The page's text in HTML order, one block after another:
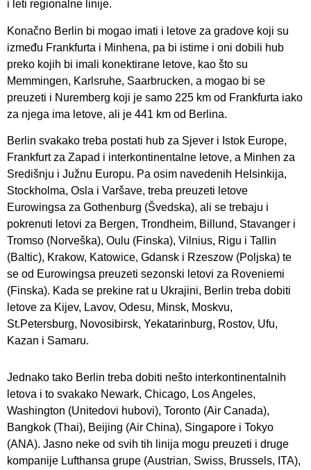
i leti regionalne linije.
Konačno Berlin bi mogao imati i letove za gradove koji su
između Frankfurta i Minhena, pa bi istime i oni dobili hub
preko kojih bi imali konektirane letove, kao što su
Memmingen, Karlsruhe, Saarbrucken, a mogao bi se
preuzeti i Nuremberg koji je samo 225 km od Frankfurta iako
za njega ima letove, ali je 441 km od Berlina.
Berlin svakako treba postati hub za Sjever i Istok Europe,
Frankfurt za Zapad i interkontinentalne letove, a Minhen za
Središnju i Južnu Europu. Pa osim navedenih Helsinkija,
Stockholma, Osla i Varšave, treba preuzeti letove
Eurowingsa za Gothenburg (Švedska), ali se trebaju i
pokrenuti letovi za Bergen, Trondheim, Billund, Stavanger i
Tromso (Norveška), Oulu (Finska), Vilnius, Rigu i Tallin
(Baltic), Krakow, Katowice, Gdansk i Rzeszow (Poljska) te
se od Eurowingsa preuzeti sezonski letovi za Roveniemi
(Finska). Kada se prekine rat u Ukrajini, Berlin treba dobiti
letove za Kijev, Lavov, Odesu, Minsk, Moskvu,
St.Petersburg, Novosibirsk, Yekatarinburg, Rostov, Ufu,
Kazan i Samaru.
Jednako tako Berlin treba dobiti nešto interkontinentalnih
letova i to svakako Newark, Chicago, Los Angeles,
Washington (Unitedovi hubovi), Toronto (Air Canada),
Bangkok (Thai), Beijing (Air China), Singapore i Tokyo
(ANA). Jasno neke od svih tih linija mogu preuzeti i druge
kompanije Lufthansa grupe (Austrian, Swiss, Brussels, ITA),